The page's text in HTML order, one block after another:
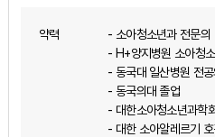
약력
- 소아청소년과 전문의
- H+양지병원 소아청
- 동국대 일산병원 전공
- 동국의대 졸업
- 대한소아청소년과학회
- 대한 소아알레르기